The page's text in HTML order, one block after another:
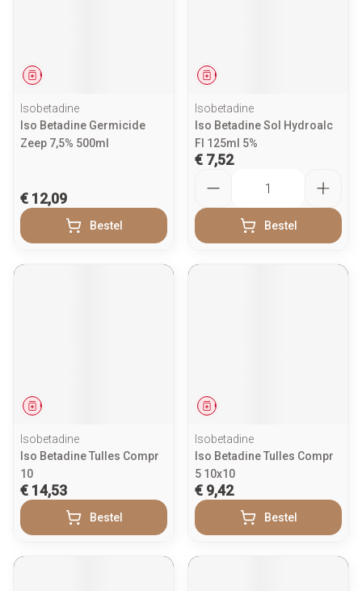
Geneesmiddel
Isobetadine
Iso Betadine Germicide
Zeep 7,5% 500ml
€ 12,09
Bestel
Geneesmiddel
Isobetadine
Iso Betadine Sol Hydroalc
Fl 125ml 5%
€ 7,52
Bestel
Geneesmiddel
Isobetadine
Iso Betadine Tulles Compr
10
€ 14,53
Bestel
Geneesmiddel
Isobetadine
Iso Betadine Tulles Compr
5 10x10
€ 9,42
Bestel